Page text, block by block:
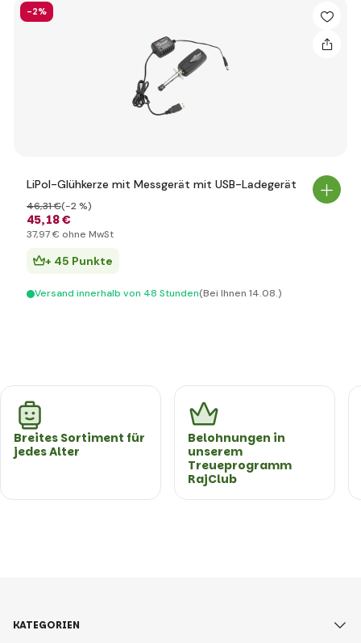
-2%
LiPol-Glühkerze mit Messgerät mit USB-Ladegerät
45,18 €
46,31 €(-2 %)
37,97 € ohne MwSt
+ 45 Punkte
Versand innerhalb von 48 Stunden(Bei Ihnen 14.08.)
Breites Sortiment für
jedes Alter
Belohnungen in
unserem
Treueprogramm
RajClub
KATEGORIEN